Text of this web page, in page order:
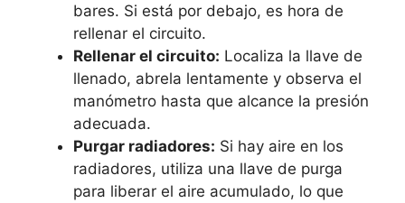
bares. Si está por debajo, es hora de
rellenar el circuito.
Rellenar el circuito: Localiza la llave de
llenado, abrela lentamente y observa el
manómetro hasta que alcance la presión
adecuada.
Purgar radiadores: Si hay aire en los
radiadores, utiliza una llave de purga
para liberar el aire acumulado, lo que